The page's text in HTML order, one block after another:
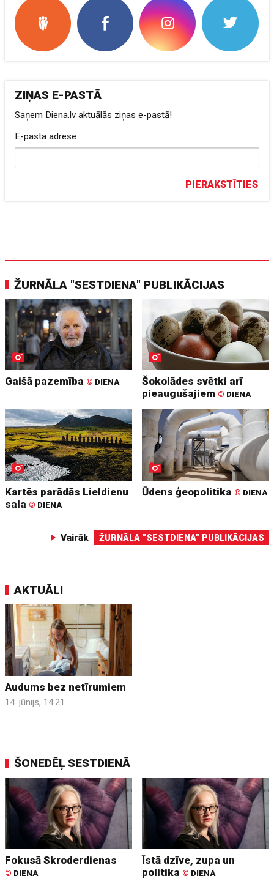
ZIŅAS E-PASTĀ
Saņem Diena.lv aktuālās ziņas e-pastā!
E-pasta adrese
PIERAKSTĪTIES
ŽURNĀLA "SESTDIENA" PUBLIKĀCIJAS
Gaišā pazemība © DIENA
Šokolādes svētki arī
pieaugušajiem © DIENA
Kartēs parādās Lieldienu
sala © DIENA
Ūdens ģeopolitika © DIENA
Vairāk ŽURNĀLA "SESTDIENA" PUBLIKĀCIJAS
AKTUĀLI
Audums bez netīrumiem
14. jūnijs, 14:21
ŠONEDĒĻ SESTDIENĀ
Fokusā Skroderdienas
© DIENA
Īstā dzīve, zupa un
politika © DIENA